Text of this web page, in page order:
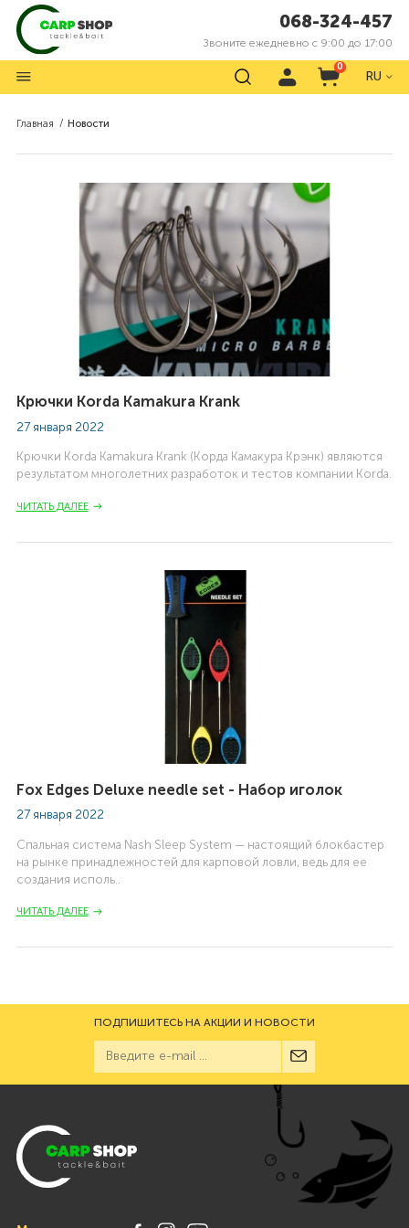
068-324-457
Звоните ежедневно с 9:00 до 17:00
0
RU
Главная Новости
Крючки Korda Kamakura Krank
27 января 2022
Крючки Korda Kamakura Krank (Корда Камакура Крэнк) являются
результатом многолетних разработок и тестов компании Korda.
ЧИТАТЬ ДАЛЕЕ
Fox Edges Deluxe needle set - Набор иголок
27 января 2022
Спальная система Nash Sleep System — настоящий блокбастер
на рынке принадлежностей для карповой ловли, ведь для ее
создания исполь..
ЧИТАТЬ ДАЛЕЕ
ПОДПИШИТЕСЬ НА АКЦИИ И НОВОСТИ